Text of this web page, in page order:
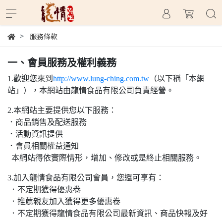
服務條款
一、會員服務及權利義務
1.歡迎您來到 http://www.lung-ching.com.tw （以下稱「本網
站」），本網站由龍情食品有限公司負責經營。
2.本網站主要提供您以下服務：
．商品銷售及配送服務
．活動資訊提供
．會員相關權益通知
本網站得依實際情形，增加、修改或是終止相關服務。
3.加入龍情食品有限公司會員，您還可享有：
．不定期獲得優惠卷
．推薦親友加入獲得更多優惠卷
．不定期獲得龍情食品有限公司最新資訊、商品快報及好